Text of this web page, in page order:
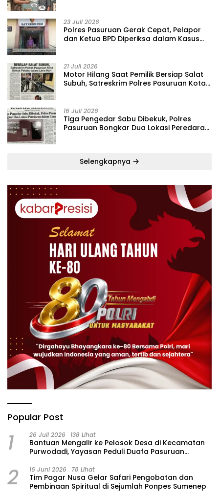
23 Juli 2026
‎Polres Pasuruan Gerak Cepat, Pelapor
dan Ketua BPD Diperiksa dalam Kasus
21 Juli 2026
‎Motor Hilang Saat Pemilik Bersiap Salat
Subuh, Satreskrim Polres Pasuruan Kota
16 Juli 2026
Tiga Pengedar Sabu Dibekuk, Polres
Pasuruan Bongkar Dua Lokasi Peredaran
Selengkapnya
Popular Post
1 26 Juli 2026 138 Lihat
‎Bantuan Mengalir ke Pelosok Desa di Kecamatan
Purwodadi, Yayasan Peduli Duafa Pasuruan
2 16 Juni 2026 78 Lihat
Tim Pagar Nusa Gelar Safari Pengobatan dan
Pembinaan Spiritual di Sejumlah Ponpes Sumenep